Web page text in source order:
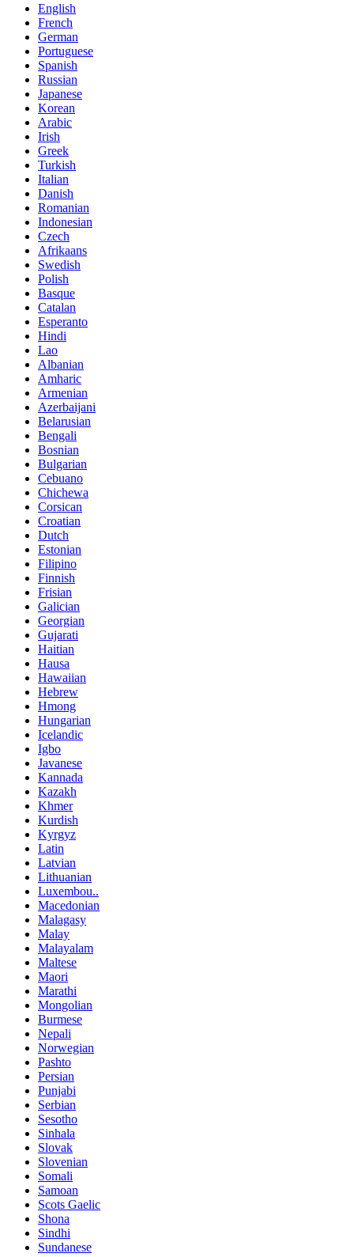
English
French
German
Portuguese
Spanish
Russian
Japanese
Korean
Arabic
Irish
Greek
Turkish
Italian
Danish
Romanian
Indonesian
Czech
Afrikaans
Swedish
Polish
Basque
Catalan
Esperanto
Hindi
Lao
Albanian
Amharic
Armenian
Azerbaijani
Belarusian
Bengali
Bosnian
Bulgarian
Cebuano
Chichewa
Corsican
Croatian
Dutch
Estonian
Filipino
Finnish
Frisian
Galician
Georgian
Gujarati
Haitian
Hausa
Hawaiian
Hebrew
Hmong
Hungarian
Icelandic
Igbo
Javanese
Kannada
Kazakh
Khmer
Kurdish
Kyrgyz
Latin
Latvian
Lithuanian
Luxembou..
Macedonian
Malagasy
Malay
Malayalam
Maltese
Maori
Marathi
Mongolian
Burmese
Nepali
Norwegian
Pashto
Persian
Punjabi
Serbian
Sesotho
Sinhala
Slovak
Slovenian
Somali
Samoan
Scots Gaelic
Shona
Sindhi
Sundanese